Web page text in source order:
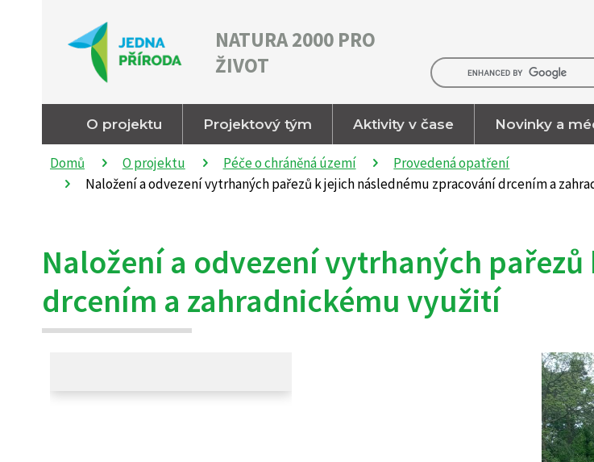
NATURA 2000 PRO
ŽIVOT
O projektu Projektový tým Aktivity v čase Novinky a
Domů O projektu Péče o chráněná území
Provedená opatření
Naložení a odvezení vytrhaných pařezů k jejich následnému zpracování drcením a
Naložení a odvezení vytrhaných
drcením a zahradnickému využití